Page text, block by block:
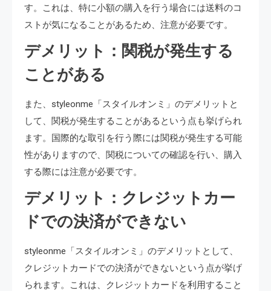
す。これは、特に小額の購入を行う場合には送料のコ
ストが気になることがあるため、注意が必要です。
デメリット：関税が発生する
ことがある
また、styleonme「スタイルオンミ」のデメリットと
して、関税が発生することがあるという点も挙げられ
ます。国際的な取引を行う際には関税が発生する可能
性がありますので、関税についての確認を行い、購入
する際には注意が必要です。
デメリット：クレジットカー
ドでの決済ができない
styleonme「スタイルオンミ」のデメリットとして、
クレジットカードでの決済ができないという点が挙げ
られます。これは、クレジットカードを利用すること